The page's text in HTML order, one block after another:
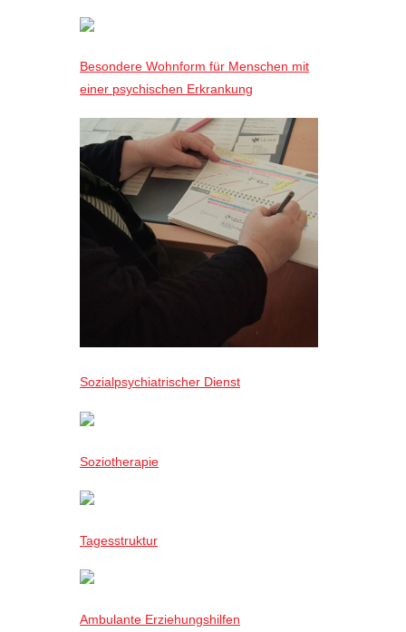
Besondere Wohnform für Menschen mit
einer psychischen Erkrankung
Sozialpsychiatrischer Dienst
Soziotherapie
Tagesstruktur
Ambulante Erziehungshilfen